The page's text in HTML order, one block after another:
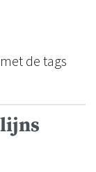
met de tags